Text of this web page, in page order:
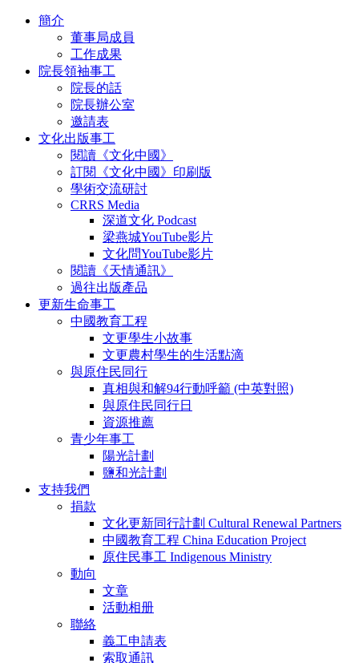
簡介
董事局成員
工作成果
院長領袖事工
院長的話
院長辦公室
邀請表
文化出版事工
閱讀《文化中國》
訂閱《文化中國》印刷版
學術交流研討
CRRS Media
深道文化 Podcast
梁燕城YouTube影片
文化問YouTube影片
閱讀《天情通訊》
過往出版產品
更新生命事工
中國教育工程
文更學生小故事
文更農村學生的生活點滴
與原住民同行
真相與和解94行動呼籲 (中英對照)
與原住民同行日
資源推薦
青少年事工
陽光計劃
鹽和光計劃
支持我們
捐款
文化更新同行計劃 Cultural Renewal Partners
中國教育工程 China Education Project
原住民事工 Indigenous Ministry
動向
文章
活動相册
聯絡
義工申請表
索取通訊